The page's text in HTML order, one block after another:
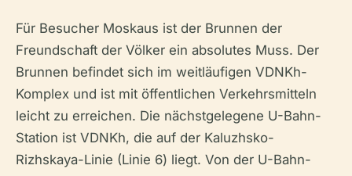
Für Besucher Moskaus ist der Brunnen der
Freundschaft der Völker ein absolutes Muss. Der
Brunnen befindet sich im weitläufigen VDNKh-
Komplex und ist mit öffentlichen Verkehrsmitteln
leicht zu erreichen. Die nächstgelegene U-Bahn-
Station ist VDNKh, die auf der Kaluzhsko-
Rizhskaya-Linie (Linie 6) liegt. Von der U-Bahn-